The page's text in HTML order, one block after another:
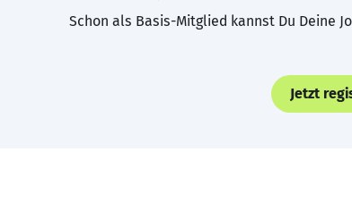
Schon als Basis-Mitglied kannst Du Deine
Jetzt